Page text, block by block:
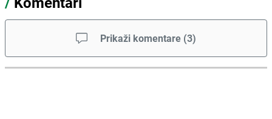
Prikaži komentare (3)